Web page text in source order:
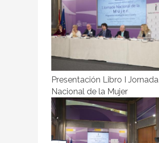
Presentación Libro I Jornada
Nacional de la Mujer